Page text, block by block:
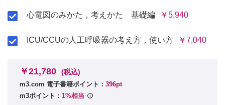
24. ICUにおけるカテーテル関連感染（CRBSI）はどのように診療すべ
診 断
まとめ
25. ICUにおける皮膚疾患はどのように診療すべきか？〈善家由香理〉
ICUで遭遇する主な皮膚疾患総論
ICUで遭遇する主な皮膚疾患各論
総 論
15. ICUにおける発熱はどのように診療すべきか？〈太田啓
発熱総論
発熱鑑別のための有用なバイオマーカーとは
発熱は予後不良か
心電図のみかた，考えかた 基礎編 ￥5,940
ICU/CCUの人工呼吸器の考え方，使い方 ￥7,040
￥21,780 (税込)
m3.com 電子書籍ポイント： 396pt
m3ポイント： 1%相当